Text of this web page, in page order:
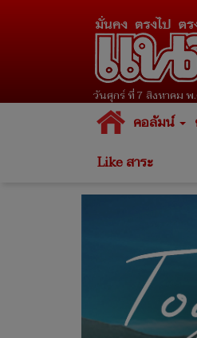
วันศุกร์ ที่ 7 สิงหาคม พ
คอลัมน์
Like สาระ